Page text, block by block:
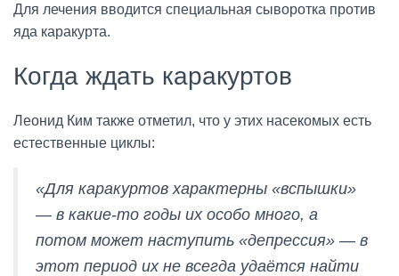
Для лечения вводится специальная сыворотка против
яда каракурта.
Когда ждать каракуртов
Леонид Ким также отметил, что у этих насекомых есть
естественные циклы:
«Для каракуртов характерны «вспышки»
— в какие-то годы их особо много, а
потом может наступить «депрессия» — в
этот период их не всегда удаётся найти